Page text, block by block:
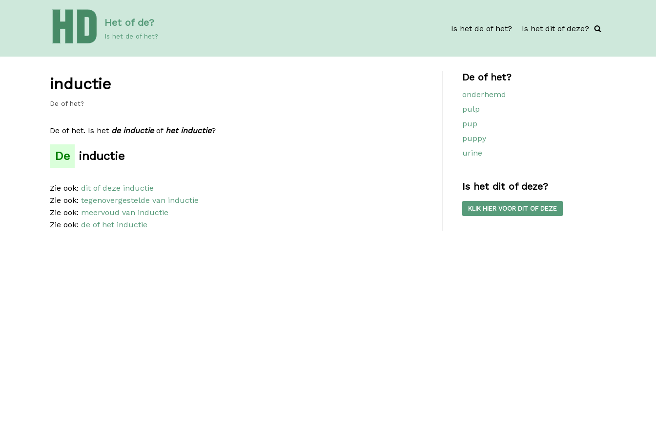
Het of de?
Is het de of het?
Is het de of het? Is het dit of deze?
inductie
De of het?
De of het. Is het de inductieof het inductie?
De inductie
Zie ook: dit of deze inductie
Zie ook: tegenovergestelde van inductie
Zie ook: meervoud van inductie
Zie ook: de of het inductie
De of het?
onderhemd
pulp
pup
puppy
urine
Is het dit of deze?
KLIK HIER VOOR DIT OF DEZE